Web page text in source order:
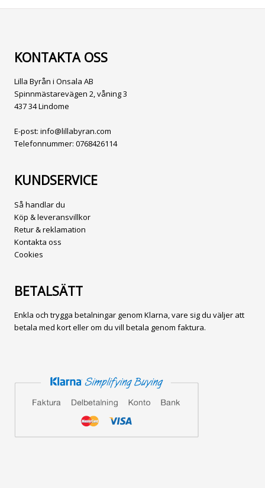
KONTAKTA OSS
Lilla Byrån i Onsala AB
Spinnmästarevägen 2, våning 3
437 34 Lindome
E-post: info@lillabyran.com
Telefonnummer: 0768426114
KUNDSERVICE
Så handlar du
Köp & leveransvillkor
Retur & reklamation
Kontakta oss
Cookies
BETALSÄTT
Enkla och trygga betalningar genom Klarna, vare sig du väljer att
betala med kort eller om du vill betala genom faktura.